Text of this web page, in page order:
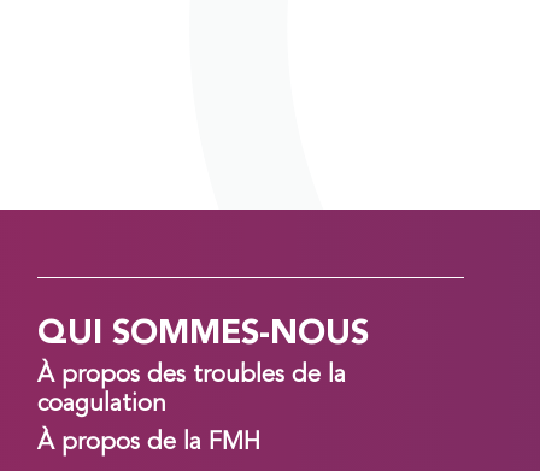
QUI SOMMES-NOUS
À propos des troubles de la
coagulation
À propos de la FMH